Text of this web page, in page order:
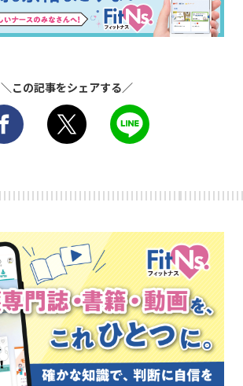
＼この記事をシェアする／